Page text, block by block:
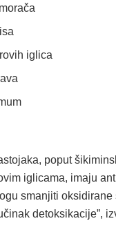
iglica
poput
iglicama, imaju
smanjiti
detoksikacije”,